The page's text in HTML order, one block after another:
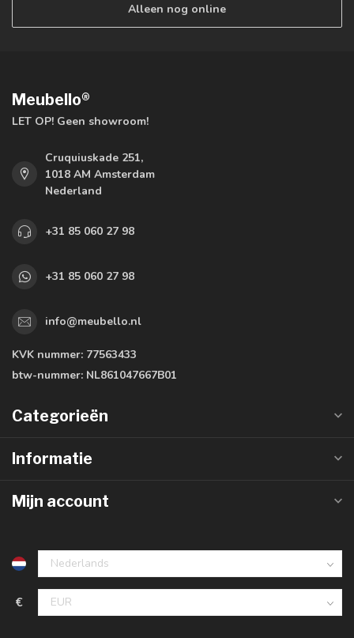
Alleen nog online
Meubello®
LET OP! Geen showroom!
Cruquiuskade 251,
1018 AM Amsterdam
Nederland
+31 85 060 27 98
+31 85 060 27 98
info@meubello.nl
KVK nummer: 77563433
btw-nummer: NL861047667B01
Categorieën
Informatie
Mijn account
€